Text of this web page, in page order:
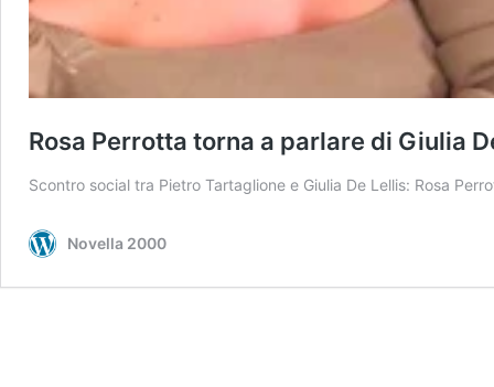
Rosa Perrotta torna a parlare di Giulia
Scontro social tra Pietro Tartaglione e Giulia De Lellis: Rosa
Novella 2000